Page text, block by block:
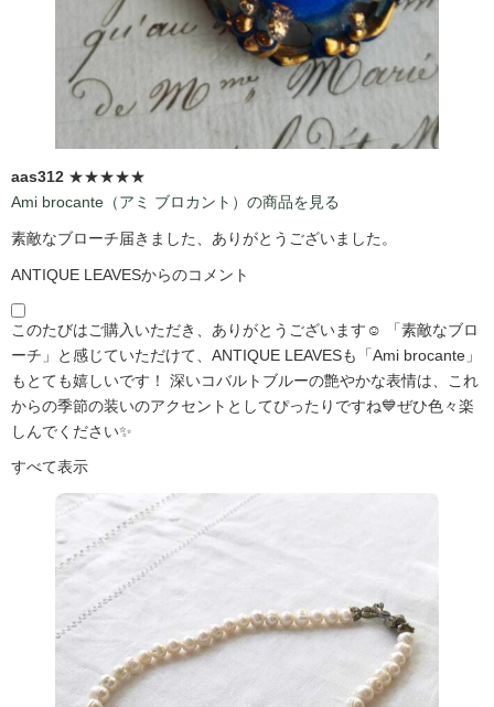
aas312 ★★★★★
Ami brocante（アミ ブロカント）の商品を見る
素敵なブローチ届きました、ありがとうございました。
ANTIQUE LEAVESからのコメント
このたびはご購入いただき、ありがとうございます☺️ 「素敵なブロ
ーチ」と感じていただけて、ANTIQUE LEAVESも「Ami brocante」
もとても嬉しいです！ 深いコバルトブルーの艶やかな表情は、これ
からの季節の装いのアクセントとしてぴったりですね💙ぜひ色々楽
しんでください✨
すべて表示